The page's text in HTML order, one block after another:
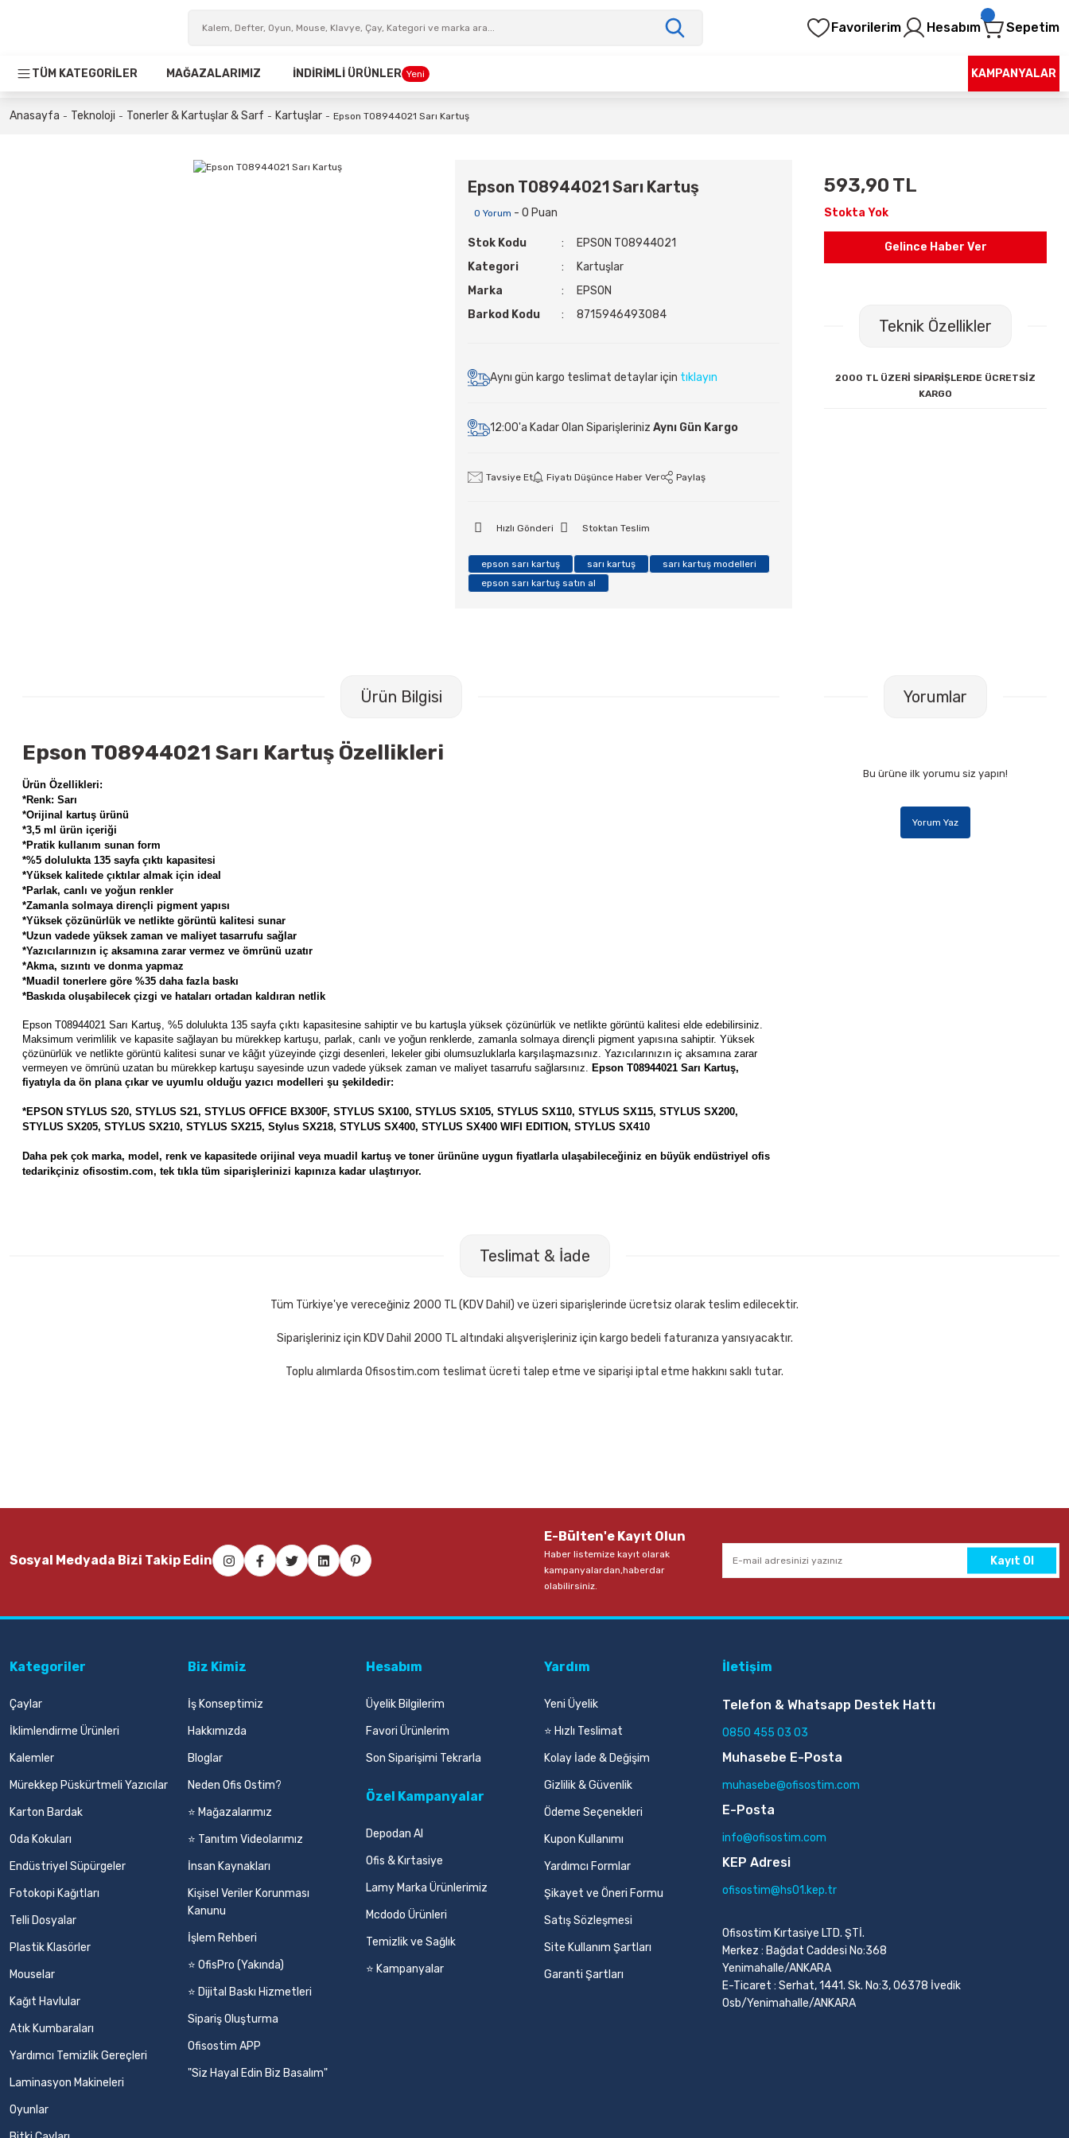
Favorilerim Hesabım Sepetim
TÜM KATEGORİLER MAĞAZALARIMIZ İNDİRİMLİ ÜRÜNLER Yeni KAMPANYALAR
Anasayfa Teknoloji Tonerler & Kartuşlar & Sarf Kartuşlar Epson T08944021 Sarı Kartuş
Epson T08944021 Sarı Kartuş
0 Yorum - 0 Puan
Stok Kodu
EPSON T08944021
Kategori
Kartuşlar
Marka
EPSON
Barkod Kodu
8715946493084
Aynı gün kargo teslimat detaylar için tıklayın
12:00'a Kadar Olan Siparişleriniz Aynı Gün Kargo
Tavsiye Et Fiyatı Düşünce Haber Ver Paylaş
Hızlı Gönderi Stoktan Teslim
epson sarı kartuş sarı kartuş
sarı kartuş modelleri
epson sarı kartuş satın al
593,90 TL
Stokta Yok
Gelince Haber Ver
Teknik Özellikler
2000 TL ÜZERİ SİPARİŞLERDE ÜCRETSİZ
KARGO
Ürün Bilgisi
Epson T08944021 Sarı Kartuş Özellikleri
Ürün Özellikleri:
*Renk: Sarı
*Orijinal kartuş ürünü
*3,5 ml ürün içeriği
*Pratik kullanım sunan form
*%5 dolulukta 135 sayfa çıktı kapasitesi
*Yüksek kalitede çıktılar almak için ideal
*Parlak, canlı ve yoğun renkler
*Zamanla solmaya dirençli pigment yapısı
*Yüksek çözünürlük ve netlikte görüntü kalitesi sunar
*Uzun vadede yüksek zaman ve maliyet tasarrufu sağlar
*Yazıcılarınızın iç aksamına zarar vermez ve ömrünü uzatır
*Akma, sızıntı ve donma yapmaz
*Muadil tonerlere göre %35 daha fazla baskı
*Baskıda oluşabilecek çizgi ve hataları ortadan kaldıran netlik
Epson T08944021 Sarı Kartuş, %5 dolulukta 135 sayfa çıktı kapasitesine sahiptir ve bu kartuşla yüksek çözünürlük ve netlikte görüntü kalitesi elde edebilirsiniz.
Maksimum verimlilik ve kapasite sağlayan bu mürekkep kartuşu, parlak, canlı ve yoğun renklerde, zamanla solmaya dirençli pigment yapısına sahiptir. Yüksek
çözünürlük ve netlikte görüntü kalitesi sunar ve kâğıt yüzeyinde çizgi desenleri, lekeler gibi olumsuzluklarla karşılaşmazsınız. Yazıcılarınızın iç aksamına zarar
vermeyen ve ömrünü uzatan bu mürekkep kartuşu sayesinde uzun vadede yüksek zaman ve maliyet tasarrufu sağlarsınız. Epson T08944021 Sarı Kartuş,
fiyatıyla da ön plana çıkar ve uyumlu olduğu yazıcı modelleri şu şekildedir:
*EPSON STYLUS S20, STYLUS S21, STYLUS OFFICE BX300F, STYLUS SX100, STYLUS SX105, STYLUS SX110, STYLUS SX115, STYLUS SX200,
STYLUS SX205, STYLUS SX210, STYLUS SX215, Stylus SX218, STYLUS SX400, STYLUS SX400 WIFI EDITION, STYLUS SX410
Daha pek çok marka, model, renk ve kapasitede orijinal veya muadil kartuş ve toner ürününe uygun fiyatlarla ulaşabileceğiniz en büyük endüstriyel ofis
tedarikçiniz ofisostim.com, tek tıkla tüm siparişlerinizi kapınıza kadar ulaştırıyor.
Yorumlar
Bu ürüne ilk yorumu siz yapın!
Yorum Yaz
Teslimat & İade
Tüm Türkiye'ye vereceğiniz 2000 TL (KDV Dahil) ve üzeri siparişlerinde ücretsiz olarak teslim edilecektir.
Siparişleriniz için KDV Dahil 2000 TL altındaki alışverişleriniz için kargo bedeli faturanıza yansıyacaktır.
Toplu alımlarda Ofisostim.com teslimat ücreti talep etme ve siparişi iptal etme hakkını saklı tutar.
Sosyal Medyada Bizi Takip Edin
E-Bülten'e Kayıt Olun
Haber listemize kayıt olarak
kampanyalardan,haberdar
olabilirsiniz.
Kayıt Ol
Kategoriler
Çaylar
İklimlendirme Ürünleri
Kalemler
Mürekkep Püskürtmeli Yazıcılar
Karton Bardak
Oda Kokuları
Endüstriyel Süpürgeler
Fotokopi Kağıtları
Telli Dosyalar
Plastik Klasörler
Mouselar
Kağıt Havlular
Atık Kumbaraları
Yardımcı Temizlik Gereçleri
Laminasyon Makineleri
Oyunlar
Biz Kimiz
İş Konseptimiz
Hakkımızda
Bloglar
Neden Ofis Ostim?
⭐ Mağazalarımız
⭐ Tanıtım Videolarımız
İnsan Kaynakları
Kişisel Veriler Korunması
Kanunu
İşlem Rehberi
⭐ OfisPro (Yakında)
⭐ Dijital Baskı Hizmetleri
Sipariş Oluşturma
Ofisostim APP
"Siz Hayal Edin Biz Basalım"
Hesabım
Üyelik Bilgilerim
Favori Ürünlerim
Son Siparişimi Tekrarla
Özel Kampanyalar
Depodan Al
Ofis & Kırtasiye
Lamy Marka Ürünlerimiz
Mcdodo Ürünleri
Temizlik ve Sağlık
⭐ Kampanyalar
Yardım
Yeni Üyelik
⭐ Hızlı Teslimat
Kolay İade & Değişim
Gizlilik & Güvenlik
Ödeme Seçenekleri
Kupon Kullanımı
Yardımcı Formlar
Şikayet ve Öneri Formu
Satış Sözleşmesi
Site Kullanım Şartları
Garanti Şartları
İletişim
Telefon & Whatsapp Destek Hattı
0850 455 03 03
Muhasebe E-Posta
muhasebe@ofisostim.com
E-Posta
info@ofisostim.com
KEP Adresi
ofisostim@hs01.kep.tr
Ofisostim Kırtasiye LTD. ŞTİ.
Merkez : Bağdat Caddesi No:368
Yenimahalle/ANKARA
E-Ticaret : Serhat, 1441. Sk. No:3, 06378 İvedik
Osb/Yenimahalle/ANKARA